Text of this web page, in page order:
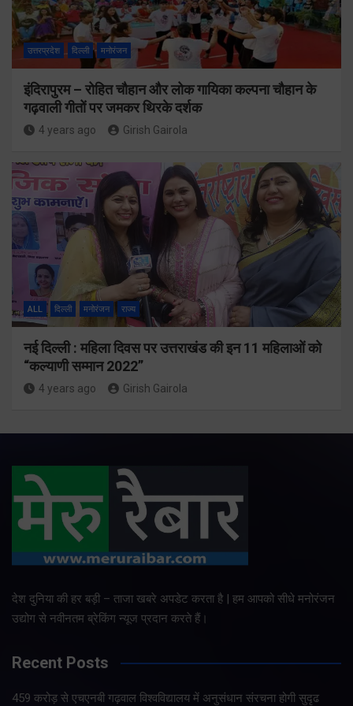
उत्तरप्रदेश दिल्ली मनोरंजन
इंदिरापुरम – रोहित चौहान और लोक गायिका कल्पना चौहान के
गढ़वाली गीतों पर जमकर थिरके दर्शक
4 years ago Girish Gairola
ALL दिल्ली मनोरंजन राज्य
नई दिल्ली : महिला दिवस पर उत्तराखंड की इन 11 महिलाओं को
“कल्याणी सम्मान 2022”
4 years ago Girish Gairola
देश दुनिया की हर बड़ी – ताजा खबरे अपडेट करता है | हम आपको सीधे मनोरंजन
उद्योग से नवीनतम ब्रेकिंग न्यूज प्रदान करते हैं।
Recent Posts
459 करोड़ से एचएनबी गढ़वाल विश्वविद्यालय में अनुसंधान संरचना होगी सुदृढ